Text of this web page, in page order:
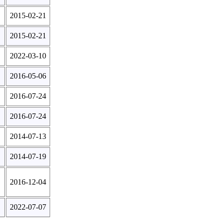
2015-02-21
2015-02-21
2022-03-10
2016-05-06
2016-07-24
2016-07-24
2014-07-13
2014-07-19
2016-12-04
2022-07-07